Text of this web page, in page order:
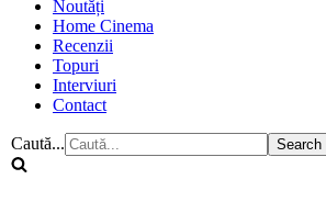
Noutăți
Home Cinema
Recenzii
Topuri
Interviuri
Contact
Caută...